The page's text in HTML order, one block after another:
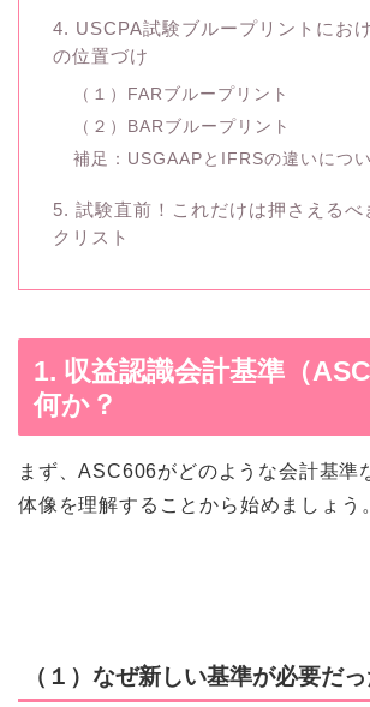
4. USCPA試験ブループリントにお
の位置づけ
（１）FARブループリント
（２）BARブループリント
補足：USGAAPとIFRSの違いにつ
5. 試験直前！これだけは押さえるべ
クリスト
1. 収益認識会計基準（
何か？
まず、ASC606がどのような会計基準
体像を理解することから始めましょう。
（１）なぜ新しい基準が必要だ